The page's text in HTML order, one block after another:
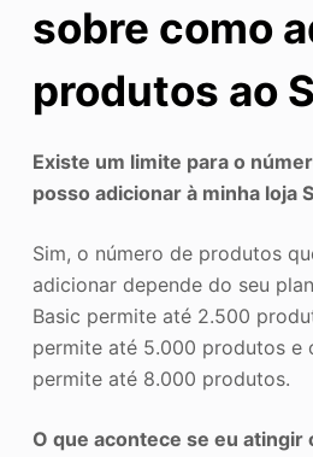
sobre como
produtos ao
Existe um limite para o
posso adicionar à minha loja
Sim, o número de produtos
adicionar depende do seu
Basic permite até 2.500
permite até 5.000 produtos e
permite até 8.000 produtos.
O que acontece se eu